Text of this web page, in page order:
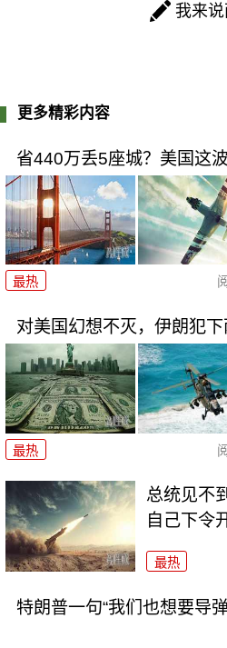
我来
更多精彩内容
省440万丢5座城？美国这
最热
对美国幻想不灭，伊朗犯下
最热
总统见不
自己下令
最热
特朗普一句“我们也想要导